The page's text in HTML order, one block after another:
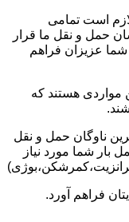
است تمامی
حمل و نقل ما قرار
شما عزیزان فراهم
مواردی هستند که
ناوگان حمل و نقل
شما مورد نیاز
فراهم آورد.